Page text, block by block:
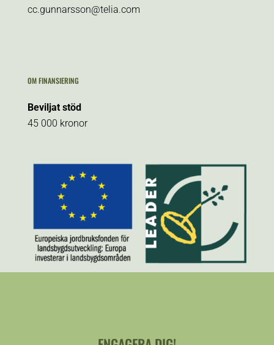
cc.gunnarsson@telia.com
OM FINANSIERING
Beviljat stöd
45 000 kronor